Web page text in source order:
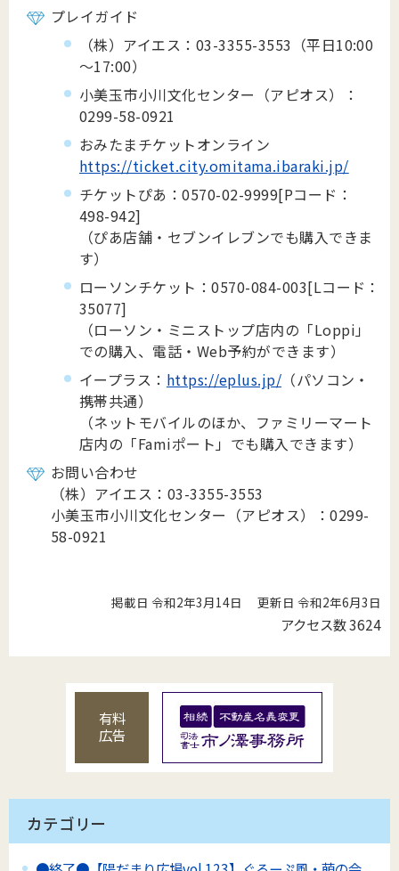
プレイガイド
（株）アイエス：03-3355-3553（平日10:00
～17:00）
小美玉市小川文化センター（アピオス）：
0299-58-0921
おみたまチケットオンライン
https://ticket.city.omitama.ibaraki.jp/
チケットぴあ：0570-02-9999[Pコード：
498-942]
（ぴあ店舗・セブンイレブンでも購入できま
す）
ローソンチケット：0570-084-003[Lコード：
35077]
（ローソン・ミニストップ店内の「Loppi」
での購入、電話・Web予約ができます）
イープラス： https://eplus.jp/ （パソコン・
携帯共通）
（ネットモバイルのほか、ファミリーマート
店内の「Famiポート」でも購入できます）
お問い合わせ
（株）アイエス：03-3355-3553
小美玉市小川文化センター（アピオス）：0299-
58-0921
掲載日 令和2年3月14日 更新日 令和2年6月3日
アクセス数3624
有料
広告
カテゴリー